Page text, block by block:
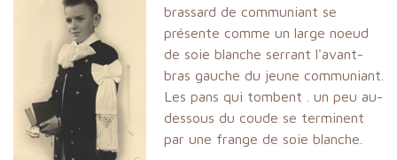
brassard de communiant se
présente comme un large noeud
de soie blanche serrant l'avant-
bras gauche du jeune communiant.
Les pans qui tombent . un peu au-
dessous du coude se terminent
par une frange de soie blanche.